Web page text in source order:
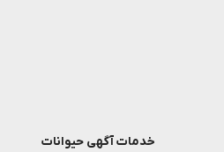
خدمات آگهی حیوانات